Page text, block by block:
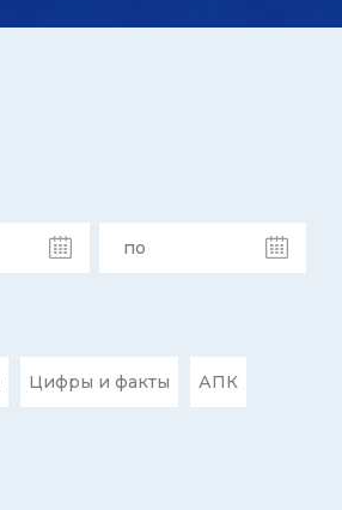
Цифры и факты АПК